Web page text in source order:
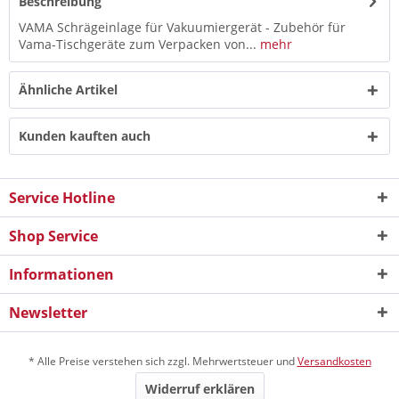
VAMA Schrägeinlage für Vakuumiergerät - Zubehör für
Vama-Tischgeräte zum Verpacken von... mehr
Ähnliche Artikel
Kunden kauften auch
Service Hotline
Shop Service
Informationen
Newsletter
* Alle Preise verstehen sich zzgl. Mehrwertsteuer undVersandkosten
Widerruf erklären